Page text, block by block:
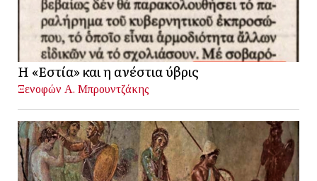
Η «Εστία» και η ανέστια ύβρις
Ξενοφών Α. Μπρουντζάκης